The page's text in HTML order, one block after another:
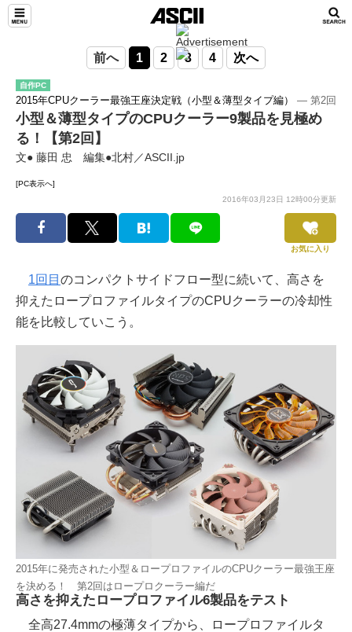
前へ 1 2 3 4 次へ
自作PC
2015年CPUクーラー最強王座決定戦（小型＆薄型タイプ編） ― 第2回
小型＆薄型タイプのCPUクーラー9製品を見極め
る！【第2回】
文● 藤田 忠 編集●北村／ASCII.jp
[PC表示へ]
2016年03月23日 12時00分更新
お気に入り
1回目 のコンパクトサイドフロー型に続いて、高さを
抑えたロープロファイルタイプのCPUクーラーの冷却性
能を比較していこう。
2015年に発売された小型＆ロープロファイルのCPUクーラー最強王座
を決める！ 第2回はロープロクーラー編だ
高さを抑えたロープロファイル6製品をテスト
全高27.4mmの極薄タイプから、ロープロファイルタ